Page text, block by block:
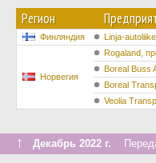
Регион
Финляндия Linja-
Норвегия
Rogaland,
Boreal Buss
Boreal
Veolia
↑ Декабрь 2022 г.